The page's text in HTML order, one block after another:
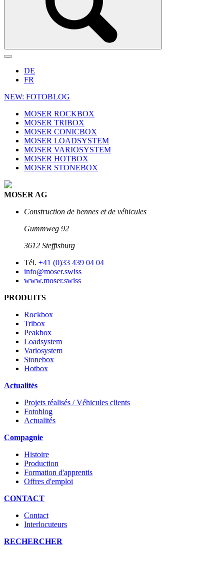
DE
FR
NEW: FOTOBLOG
MOSER ROCKBOX
MOSER TRIBOX
MOSER CONICBOX
MOSER LOADSYSTEM
MOSER VARIOSYSTEM
MOSER HOTBOX
MOSER STONEBOX
MOSER AG
Construction de bennes et de véhicules
Gummweg 92
3612 Stefﬁsburg
Tél. +41 (0)33 439 04 04
info@moser.swiss
www.moser.swiss
PRODUITS
Rockbox
Tribox
Peakbox
Loadsystem
Variosystem
Stonebox
Hotbox
Actualités
Projets réalisés / Véhicules clients
Fotoblog
Actualités
Compagnie
Histoire
Production
Formation d'apprentis
Offres d'emploi
CONTACT
Contact
Interlocuteurs
RECHERCHER